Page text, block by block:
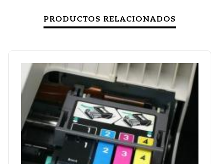
PRODUCTOS RELACIONADOS